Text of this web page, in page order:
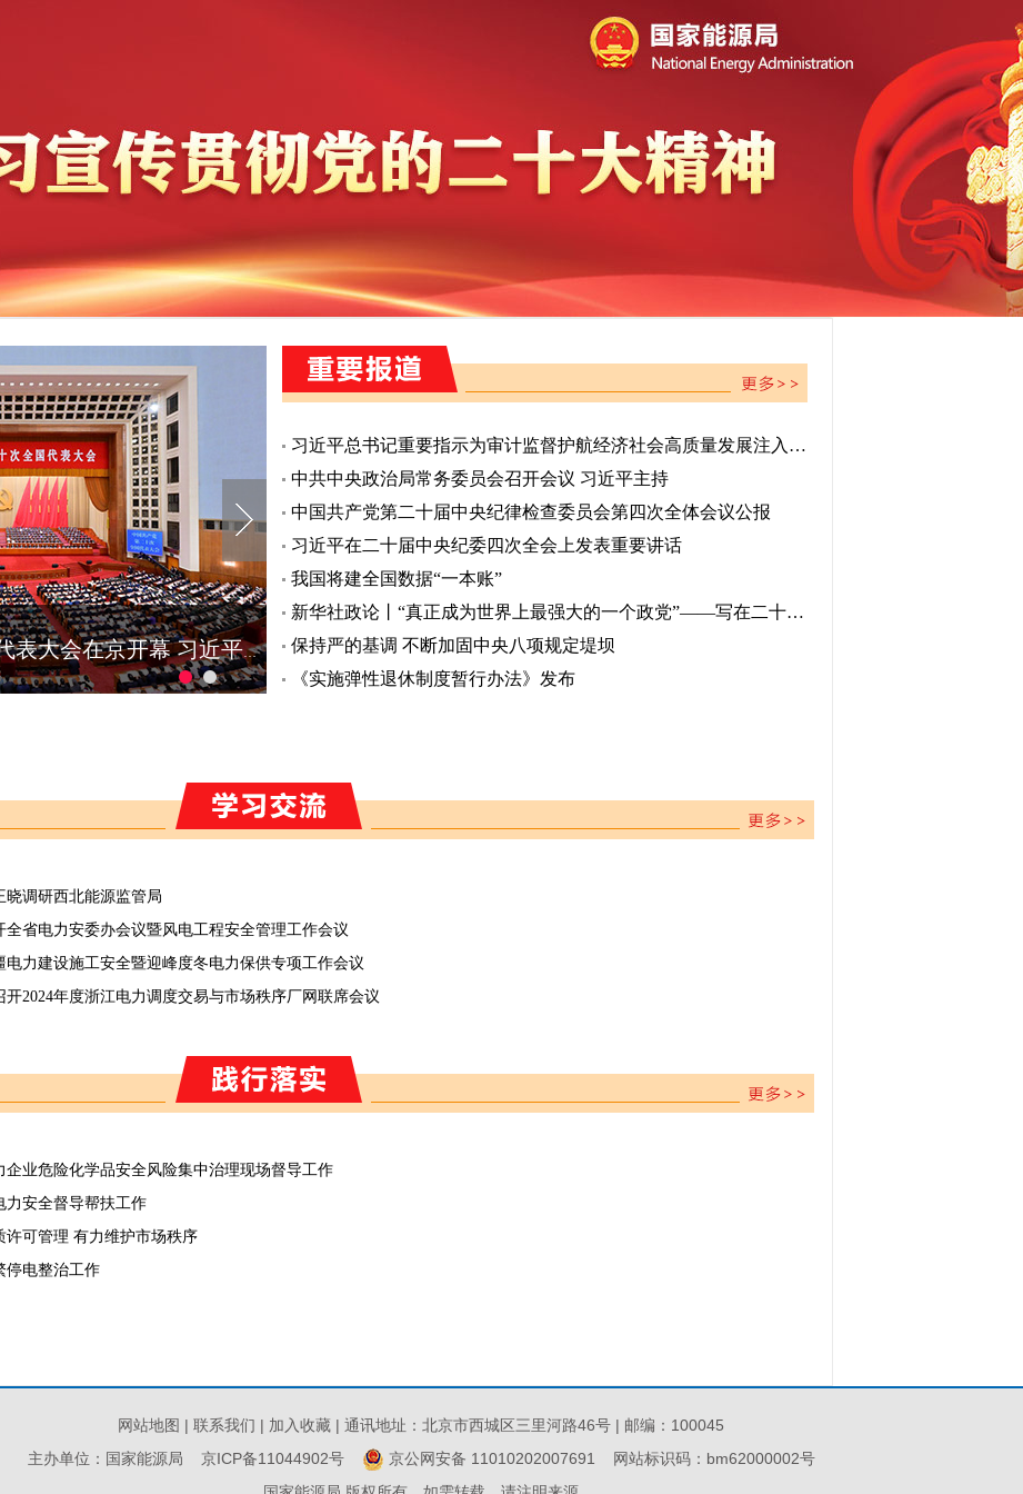
中国共产党第二十次全国代表大会在京开幕 习近平代表第十九届中央委员会向大会作报告
习近平总书记重要指示为审计监督护航经济社会高质量发展注入强大动力
中共中央政治局常务委员会召开会议 习近平主持
中国共产党第二十届中央纪律检查委员会第四次全体会议公报
习近平在二十届中央纪委四次全会上发表重要讲话
我国将建全国数据“一本账”
新华社政论丨“真正成为世界上最强大的一个政党”——写在二十届中央纪委四次全会召开之际
保持严的基调 不断加固中央八项规定堤坝
《实施弹性退休制度暂行办法》发布
晓调研西北能源监管局
省电力安委办会议暨风电工程安全管理工作会议
力建设施工安全暨迎峰度冬电力保供专项工作会议
2024年度浙江电力调度交易与市场秩序厂网联席会议
业危险化学品安全风险集中治理现场督导工作
力安全督导帮扶工作
许可管理 有力维护市场秩序
停电整治工作